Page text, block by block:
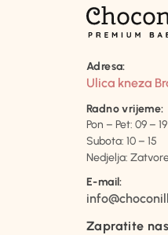
Adresa:
Ulica kneza
Radno vrijeme:
Pon – Pet: 09 – 19
Subota: 10 – 15
Nedjelja:
E-mail:
Zapratite nas